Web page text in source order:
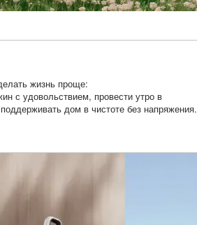
жизнь проще:
с удовольствием, провести утро в
дом в чистоте без напряжения.